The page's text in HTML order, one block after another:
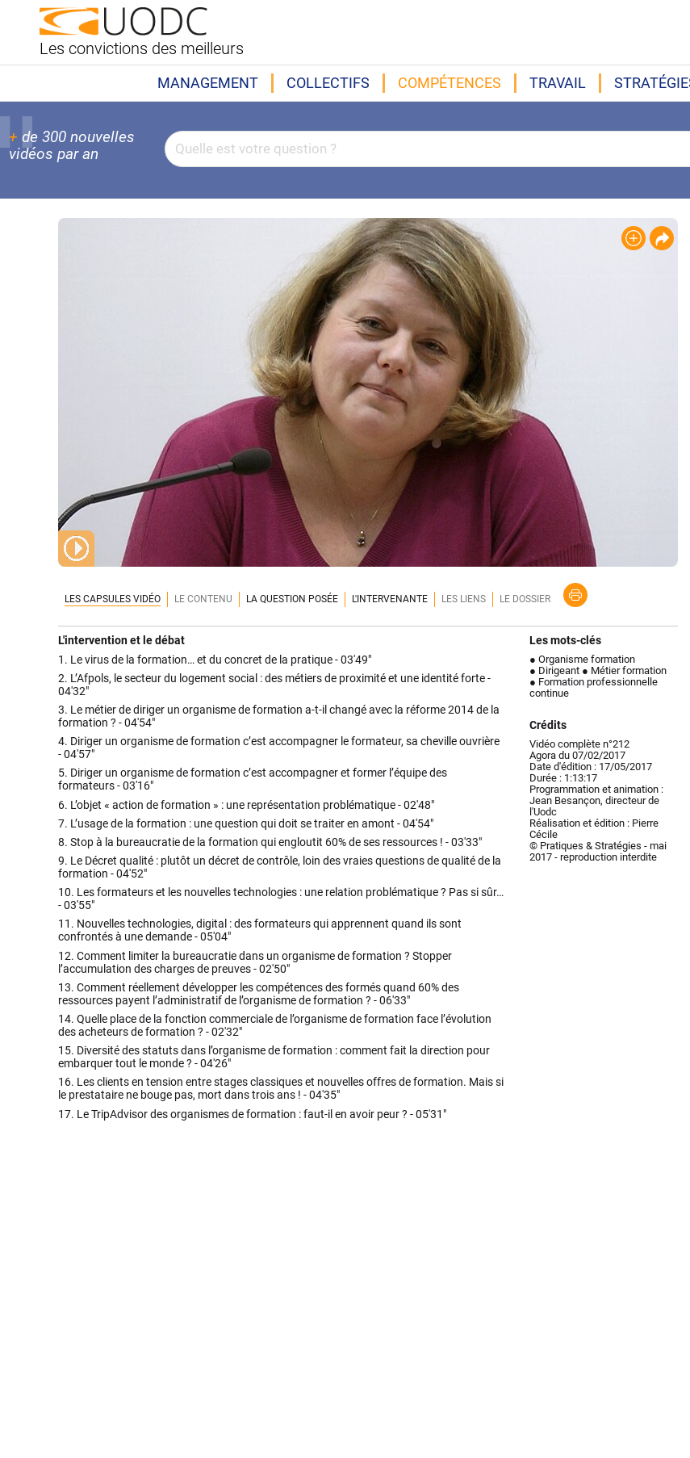
Les convictions des meilleurs
MANAGEMENT COLLECTIFS COMPÉTENCES TRAVAIL
+ de 300 nouvelles
vidéos par an
LES CAPSULES VIDÉO LE CONTENU LA QUESTION POSÉE L'INTERVENANTE LES LIENS LE DOSSIER
L'intervention et le débat
1. Le virus de la formation… et du concret de la pratique -03'49"
2. L’Afpols, le secteur du logement social : des métiers de proximité et une identité forte -
04'32"
3. Le métier de diriger un organisme de formation a-t-il changé avec la réforme 2014 de la
formation ? -04'54"
4. Diriger un organisme de formation c’est accompagner le formateur, sa cheville ouvrière
-04'57"
5. Diriger un organisme de formation c’est accompagner et former l’équipe des
formateurs -03'16"
6. L’objet « action de formation » : une représentation problématique -02'48"
7. L’usage de la formation : une question qui doit se traiter en amont -04'54"
8. Stop à la bureaucratie de la formation qui engloutit 60% de ses ressources ! -03'33"
9. Le Décret qualité : plutôt un décret de contrôle, loin des vraies questions de qualité de la
formation -04'52"
10. Les formateurs et les nouvelles technologies : une relation problématique ? Pas si sûr…
-03'55"
11. Nouvelles technologies, digital : des formateurs qui apprennent quand ils sont
confrontés à une demande -05'04"
12. Comment limiter la bureaucratie dans un organisme de formation ? Stopper
l’accumulation des charges de preuves -02'50"
13. Comment réellement développer les compétences des formés quand 60% des
ressources payent l’administratif de l’organisme de formation ? -06'33"
14. Quelle place de la fonction commerciale de l’organisme de formation face l’évolution
des acheteurs de formation ? -02'32"
15. Diversité des statuts dans l’organisme de formation : comment fait la direction pour
embarquer tout le monde ? -04'26"
16. Les clients en tension entre stages classiques et nouvelles offres de formation. Mais si
le prestataire ne bouge pas, mort dans trois ans ! -04'35"
17. Le TripAdvisor des organismes de formation : faut-il en avoir peur ? -05'31"
Les mots-clés
● Organisme formation
● Dirigeant ● Métier formation
● Formation professionnelle
continue
Crédits
Vidéo complète n°212
Agora du 07/02/2017
Date d'édition : 17/05/2017
Durée : 1:13:17
Programmation et animation :
Jean Besançon, directeur de
l'Uodc
Réalisation et édition : Pierre
Cécile
© Pratiques & Stratégies - mai
2017 - reproduction interdite